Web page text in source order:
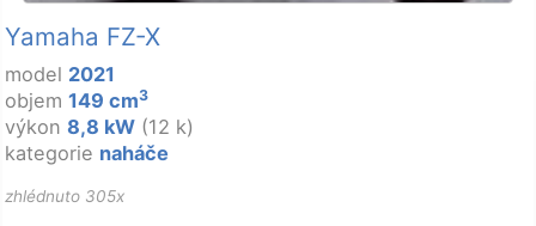
Yamaha FZ-X
model 2021
objem 149 cm3
výkon 8,8 kW (12 k)
kategorie naháče
zhlédnuto 305x